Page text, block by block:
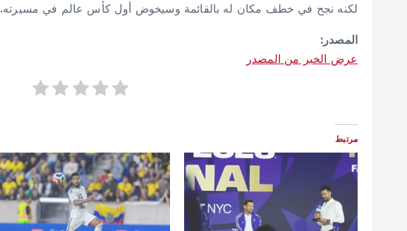
لكنه نجح في خطف مكان له بالقائمة وسيخوض أول كأس عالم في مسيرته.
المصدر:
عرض الخبر من المصدر
مرتبط